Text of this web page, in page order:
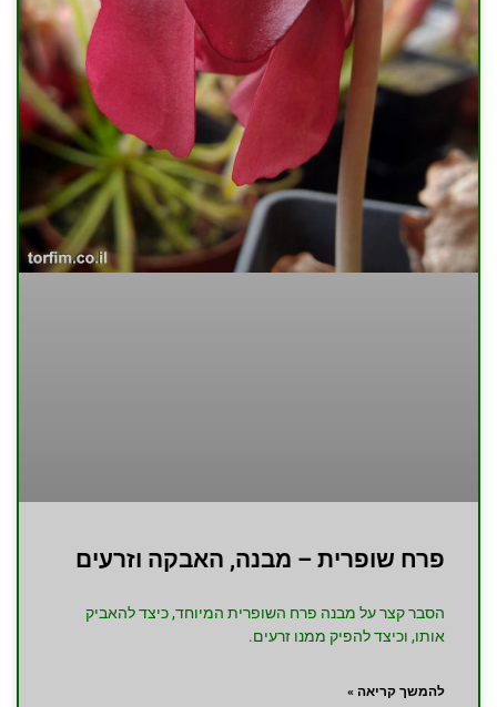
פרח שופרית – מבנה, האבקה וזרעים
הסבר קצר על מבנה פרח השופרית המיוחד, כיצד להאביק
אותו, וכיצד להפיק ממנו זרעים.
להמשך קריאה »